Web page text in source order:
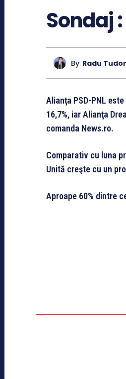
Sondaj
By Radu Tudor
Alianţa PSD-PNL
16,7%, iar Alianţa
comanda News.ro.
Comparativ cu luna
Unită creşte cu un
Aproape 60% dintre